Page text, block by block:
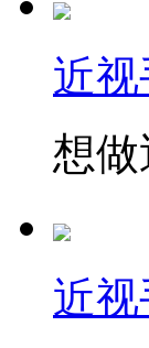
近
想
近